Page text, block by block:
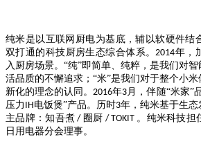
纯米是以互联网厨电为基底，辅以软硬件结
双打通的科技厨房生态综合体系。 2014年，
入厨房场景。“纯”即简单、纯粹，是我们对
活品质的不懈追求；“米”是我们对于整个小
新化的理念的认同。 2016年3 月，伴随“米家”
压力 IH 电饭煲”产品。历时3年，纯米基于生态
主品牌：知吾煮 / 圈厨 / TOKIT 。纯米科技担
日用电器分会理事。